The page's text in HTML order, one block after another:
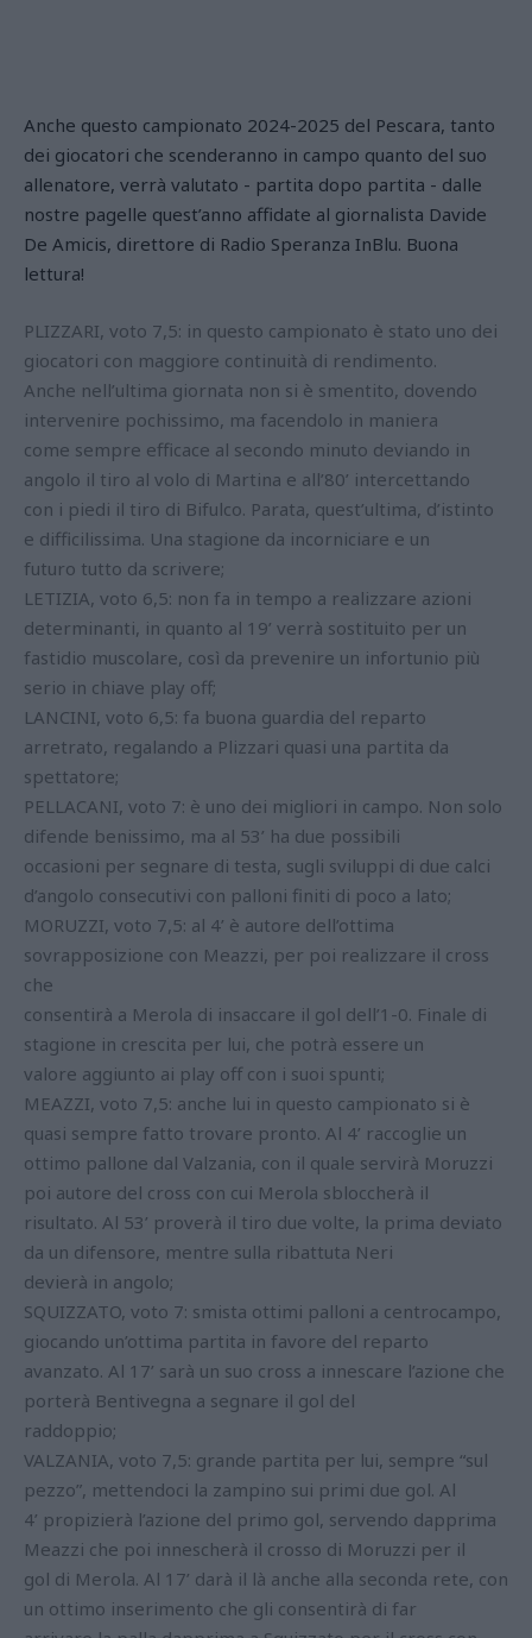
Anche questo campionato 2024-2025 del Pescara, tanto
dei giocatori che scenderanno in campo quanto del suo
allenatore, verrà valutato - partita dopo partita - dalle
nostre pagelle quest’anno affidate al giornalista Davide
De Amicis, direttore di Radio Speranza InBlu. Buona
lettura!
PLIZZARI, voto 7,5: in questo campionato è stato uno dei
giocatori con maggiore continuità di rendimento.
Anche nell’ultima giornata non si è smentito, dovendo
intervenire pochissimo, ma facendolo in maniera
come sempre efficace al secondo minuto deviando in
angolo il tiro al volo di Martina e all’80’ intercettando
con i piedi il tiro di Bifulco. Parata, quest’ultima, d’istinto
e difficilissima. Una stagione da incorniciare e un
futuro tutto da scrivere;
LETIZIA, voto 6,5: non fa in tempo a realizzare azioni
determinanti, in quanto al 19’ verrà sostituito per un
fastidio muscolare, così da prevenire un infortunio più
serio in chiave play off;
LANCINI, voto 6,5: fa buona guardia del reparto
arretrato, regalando a Plizzari quasi una partita da
spettatore;
PELLACANI, voto 7: è uno dei migliori in campo. Non solo
difende benissimo, ma al 53’ ha due possibili
occasioni per segnare di testa, sugli sviluppi di due calci
d’angolo consecutivi con palloni finiti di poco a lato;
MORUZZI, voto 7,5: al 4’ è autore dell’ottima
sovrapposizione con Meazzi, per poi realizzare il cross
che
consentirà a Merola di insaccare il gol dell’1-0. Finale di
stagione in crescita per lui, che potrà essere un
valore aggiunto ai play off con i suoi spunti;
MEAZZI, voto 7,5: anche lui in questo campionato si è
quasi sempre fatto trovare pronto. Al 4’ raccoglie un
ottimo pallone dal Valzania, con il quale servirà Moruzzi
poi autore del cross con cui Merola sbloccherà il
risultato. Al 53’ proverà il tiro due volte, la prima deviato
da un difensore, mentre sulla ribattuta Neri
devierà in angolo;
SQUIZZATO, voto 7: smista ottimi palloni a centrocampo,
giocando un’ottima partita in favore del reparto
avanzato. Al 17’ sarà un suo cross a innescare l’azione che
porterà Bentivegna a segnare il gol del
raddoppio;
VALZANIA, voto 7,5: grande partita per lui, sempre “sul
pezzo”, mettendoci la zampino sui primi due gol. Al
4’ propizierà l’azione del primo gol, servendo dapprima
Meazzi che poi innescherà il crosso di Moruzzi per il
gol di Merola. Al 17’ darà il là anche alla seconda rete, con
un ottimo inserimento che gli consentirà di far